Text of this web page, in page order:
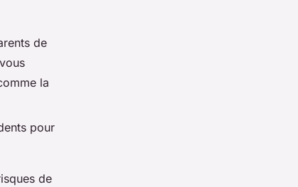
de
la
pour
de